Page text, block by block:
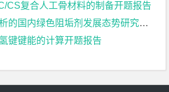
CS复合人工骨材料的制备开题报告
国内绿色阻垢剂发展态势研究开题报告
键键能的计算开题报告